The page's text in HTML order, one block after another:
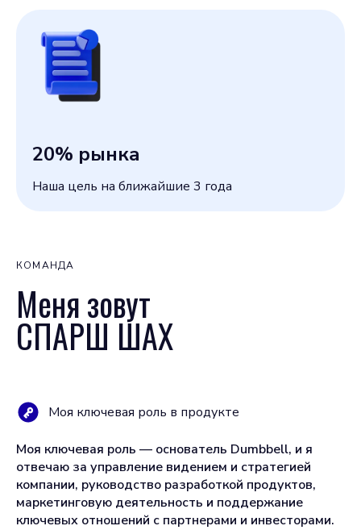
20% рынка
Наша цель на ближайшие 3 года
КОМАНДА
Меня зовут
СПАРШ ШАХ
Моя ключевая роль в продукте
Моя ключевая роль — основатель Dumbbell, и я
отвечаю за управление видением и стратегией
компании, руководство разработкой продуктов,
маркетинговую деятельность и поддержание
ключевых отношений с партнерами и инвесторами.